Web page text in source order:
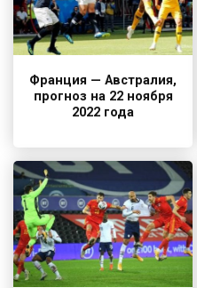
Франция — Австралия,
прогноз на 22 ноября
2022 года